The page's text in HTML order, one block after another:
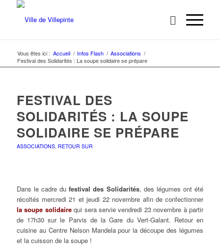
Vous êtes ici : Accueil / Infos Flash / Associations /
Festival des Solidarités : La soupe solidaire se prépare
FESTIVAL DES
SOLIDARITÉS : LA SOUPE
SOLIDAIRE SE PRÉPARE
ASSOCIATIONS, RETOUR SUR
Dans le cadre dufestival des Solidarités, des légumes ont été
récoltés mercredi 21 et jeudi 22 novembre afin de confectionner
la soupe solidairequi sera servie vendredi 23 novembre à partir
de 17h30 sur le Parvis de la Gare du Vert-Galant. Retour en
cuisine au Centre Nelson Mandela pour la découpe des légumes
et la cuisson de la soupe !